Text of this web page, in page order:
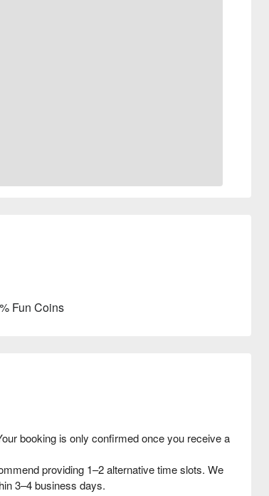
Fun Coins
booking is only confirmed once you receive a
providing 1–2 alternative time slots. We
3–4 business days.